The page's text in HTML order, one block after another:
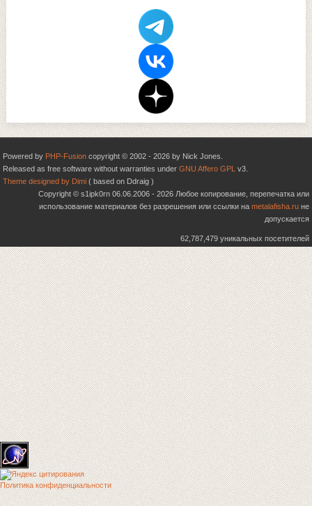
Powered by PHP-Fusion copyright © 2002 - 2026 by Nick Jones.
Released as free software without warranties under GNU Affero GPL v3.
Theme designed by Dimi ( based on Ddraig )
Copyright © s1ipk0rn 06.06.2006 - 2026 Любое копирование, перепечатка или
использование материалов без разрешения или ссылки на metalafisha.ru не
допускается
62,787,479 уникальных посетителей
Политика конфиденциальности